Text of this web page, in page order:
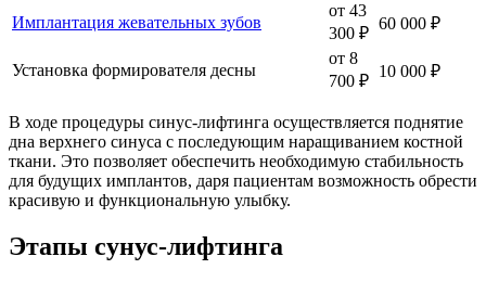
Имплантация жевательных зубов
от 43
300 ₽
60 000 ₽
Установка формирователя десны
от 8
700 ₽
10 000 ₽
В ходе процедуры синус-лифтинга осуществляется поднятие
дна верхнего синуса с последующим наращиванием костной
ткани. Это позволяет обеспечить необходимую стабильность
для будущих имплантов, даря пациентам возможность обрести
красивую и функциональную улыбку.
Этапы сунус-лифтинга